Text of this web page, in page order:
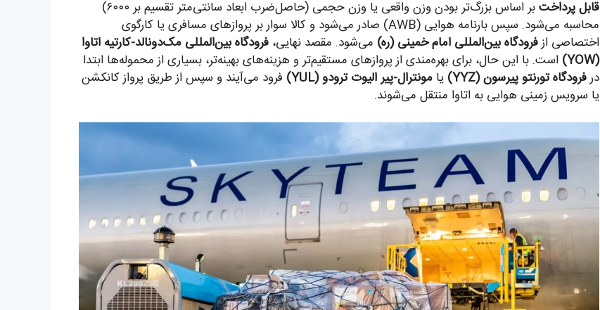
قابل پرداخت
بر اساس بزرگ‌تر بودن وزن واقعی یا وزن حجمی (حاصل‌ضرب ابعاد سانتی‌متر تقسیم بر ۶۰۰۰)
محاسبه می‌شود. سپس بارنامه هوایی (AWB) صادر می‌شود و کالا سوار بر پروازهای مسافری یا کارگوی
اختصاصی ازفرودگاه بین‌المللی امام خمینی (ره) می‌شود. مقصد نهایی، فرودگاه بین‌المللی مک‌دونالد-کارتیه اتاوا
(YOW)
است. با این حال، برای بهره‌مندی از پروازهای مستقیم‌تر و هزینه‌های بهینه‌تر، بسیاری از محموله‌ها ابتدا
درفرودگاه تورنتو پیرسون (YYZ) یا مونترال-پیر الیوت ترودو (YUL)
فرود می‌آیند و سپس از طریق پرواز کانکشن
یا سرویس زمینی هوایی به اتاوا منتقل می‌شوند.